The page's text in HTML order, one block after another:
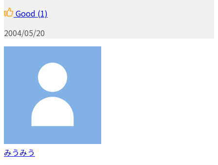
Good (1)
2004/05/20
みうみう